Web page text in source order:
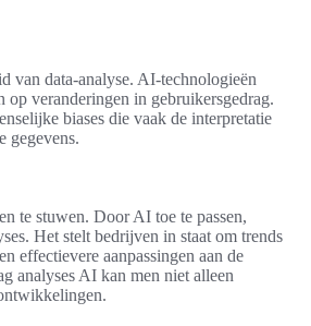
van data-analyse. AI-technologieën
veranderingen in gebruikersgedrag.
biases die vaak de interpretatie
gegevens.
te stuwen. Door AI toe te passen,
Het stelt bedrijven in staat om trends
effectievere aanpassingen aan de
analyses AI kan men niet alleen